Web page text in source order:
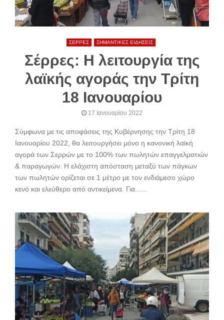
ΣΕΡΡΕΣ ΣΗΜΑΝΤΙΚΕΣ ΕΙΔΗΣΕΙΣ
Σέρρες: Η λειτουργία της
λαϊκής αγοράς την Τρίτη
18 Ιανουαρίου
17 Ιανουαρίου 2022
Σύμφωνα με τις αποφάσεις της Κυβέρνησης την Τρίτη 18
Ιανουαρίου 2022, θα λειτουργήσει μόνο η κανονική λαϊκή
αγορά των Σερρών με το 100% των πωλητών επαγγελματιών
& παραγωγών. Η ελάχιστη απόσταση μεταξύ των πάγκων
των πωλητών ορίζεται σε 1 μέτρο με τον ενδιάμεσο χώρο
κενό και ελεύθερο από αντικείμενα. Για......